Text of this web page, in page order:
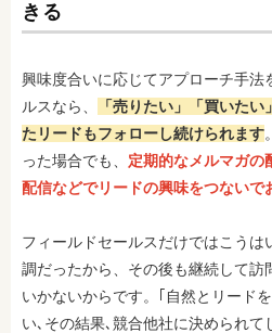
きる
興味度合いに応じてアプローチ手法
ルスなら、
「売りたい」「買いた
たリードもフォローし続けられます
った場合でも、 定期的なメルマガの
配信などでリードの興味をつないで
フィールドセールスだけではこうは
調だったから、その後も継続して訪
いかないからです。｢自然とリード
い､その結果､競合他社に決められて